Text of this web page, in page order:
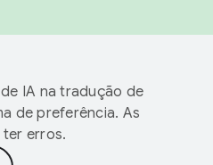
IA na tradução de
de preferência. As
erros.